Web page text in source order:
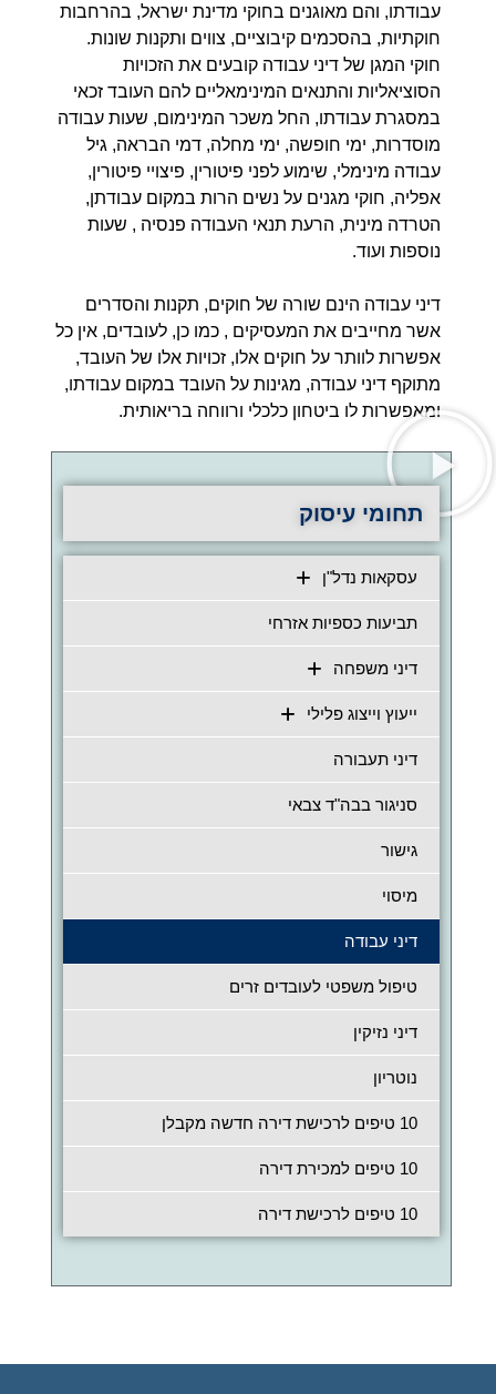
עבודתו, והם מאוגנים בחוקי מדינת ישראל, בהרחבות
חוקתיות, בהסכמים קיבוציים, צווים ותקנות שונות.
חוקי המגן של דיני עבודה קובעים את הזכויות
הסוציאליות והתנאים המינימאליים להם העובד זכאי
במסגרת עבודתו, החל משכר המינימום, שעות עבודה
מוסדרות, ימי חופשה, ימי מחלה, דמי הבראה, גיל
עבודה מינימלי, שימוע לפני פיטורין, פיצויי פיטורין,
אפליה, חוקי מגנים על נשים הרות במקום עבודתן,
הטרדה מינית, הרעת תנאי העבודה פנסיה , שעות
נוספות ועוד.
דיני עבודה הינם שורה של חוקים, תקנות והסדרים
אשר מחייבים את המעסיקים , כמו כן, לעובדים, אין כל
אפשרות לוותר על חוקים אלו, זכויות אלו של העובד,
מתוקף דיני עבודה, מגינות על העובד במקום עבודתו,
ומאפשרות לו ביטחון כלכלי ורווחה בריאותית.
תחומי עיסוק
עסקאות נדל"ן
תביעות כספיות אזרחי
דיני משפחה
ייעוץ וייצוג פלילי
דיני תעבורה
סניגור בבה"ד צבאי
גישור
מיסוי
דיני עבודה
טיפול משפטי לעובדים זרים
דיני נזיקין
נוטריון
10 טיפים לרכישת דירה חדשה מקבלן
10 טיפים למכירת דירה
10 טיפים לרכישת דירה